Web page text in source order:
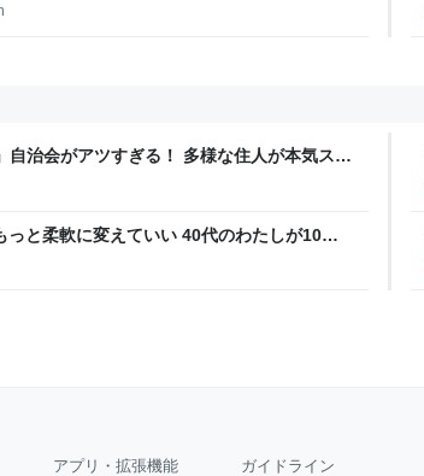
自治会がアツすぎる！ 多様な住人が本気スキ
改善など“街の価値向上”戦略 東京・中央
と柔軟に変えていい 40代のわたしが10年
by イーアイデム
アプリ・拡張機能 ガイドライン